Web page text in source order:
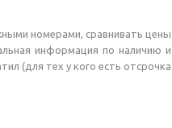
номерами, сравнивать цены
информация по наличию и
(для тех у кого есть отсрочка